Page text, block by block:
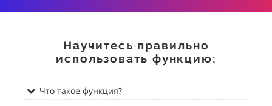
Научитесь правильно
использовать функцию:
Что такое функция?